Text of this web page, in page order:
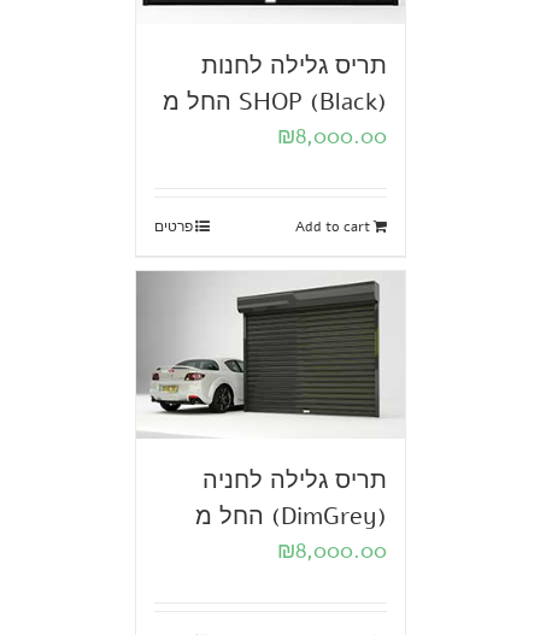
תריס גלילה לחנות
SHOP (Black) החל מ
₪8,000.00
Add to cart פרטים
תריס גלילה לחניה
(DimGrey) החל מ
₪8,000.00